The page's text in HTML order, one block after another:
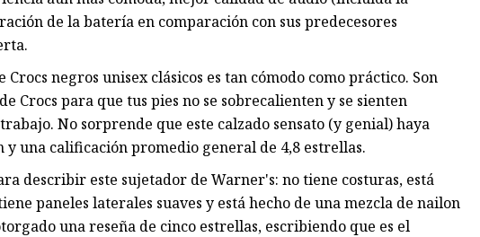
de la batería en comparación con sus predecesores
negros unisex clásicos es tan cómodo como práctico. Son
Crocs para que tus pies no se sobrecalienten y se sienten
No sorprende que este calzado sensato (y genial) haya
y una calificación promedio general de 4,8 estrellas.
describir este sujetador de Warner's: no tiene costuras, está
paneles laterales suaves y está hecho de una mezcla de nailon
una reseña de cinco estrellas, escribiendo que es el